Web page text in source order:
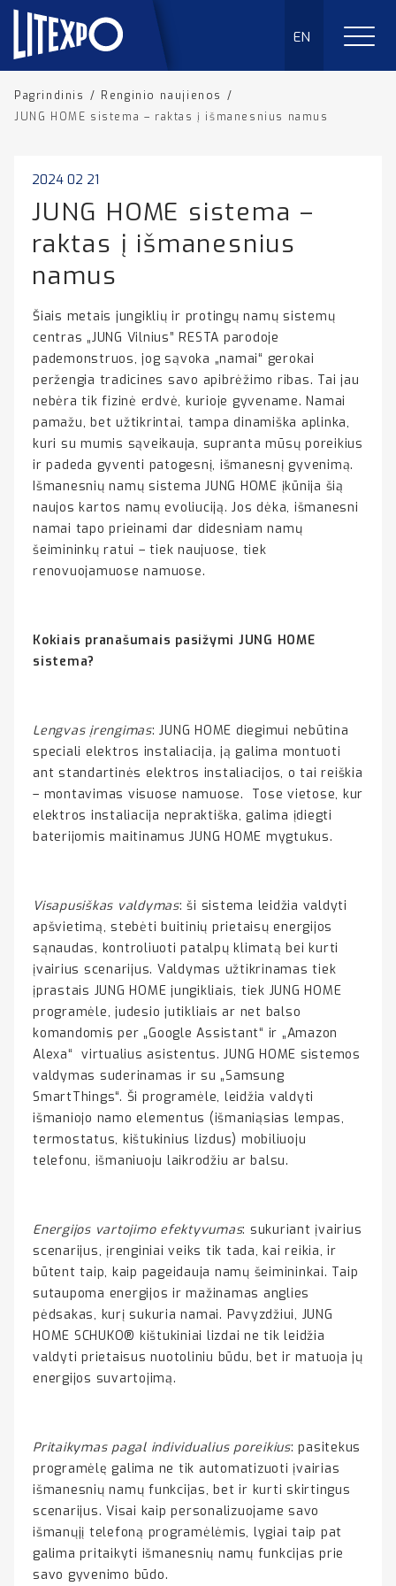
EN
Pagrindinis / Renginio naujienos /
JUNG HOME sistema – raktas į išmanesnius namus
2024 02 21
JUNG HOME sistema –
raktas į išmanesnius
namus
Šiais metais jungiklių ir protingų namų sistemų
centras „JUNG Vilnius” RESTA parodoje
pademonstruos, jog sąvoka „namai“ gerokai
peržengia tradicines savo apibrėžimo ribas. Tai jau
nebėra tik fizinė erdvė, kurioje gyvename. Namai
pamažu, bet užtikrintai, tampa dinamiška aplinka,
kuri su mumis sąveikauja, supranta mūsų poreikius
ir padeda gyventi patogesnį, išmanesnį gyvenimą.
Išmanesnių namų sistema JUNG HOME įkūnija šią
naujos kartos namų evoliuciją. Jos dėka, išmanesni
namai tapo prieinami dar didesniam namų
šeimininkų ratui – tiek naujuose, tiek
renovuojamuose namuose.
Kokiais pranašumais pasižymi JUNG HOME
sistema?
Lengvas įrengimas: JUNG HOME diegimui nebūtina
speciali elektros instaliacija, ją galima montuoti
ant standartinės elektros instaliacijos, o tai reiškia
– montavimas visuose namuose. Tose vietose, kur
elektros instaliacija nepraktiška, galima įdiegti
baterijomis maitinamus JUNG HOME mygtukus.
Visapusiškas valdymas: ši sistema leidžia valdyti
apšvietimą, stebėti buitinių prietaisų energijos
sąnaudas, kontroliuoti patalpų klimatą bei kurti
įvairius scenarijus. Valdymas užtikrinamas tiek
įprastais JUNG HOME jungikliais, tiek JUNG HOME
programėle, judesio jutikliais ar net balso
komandomis per „Google Assistant“ ir „Amazon
Alexa“ virtualius asistentus. JUNG HOME sistemos
valdymas suderinamas ir su „Samsung
SmartThings“. Ši programėle, leidžia valdyti
išmaniojo namo elementus (išmaniąsias lempas,
termostatus, kištukinius lizdus) mobiliuoju
telefonu, išmaniuoju laikrodžiu ar balsu.
Energijos vartojimo efektyvumas: sukuriant įvairius
scenarijus, įrenginiai veiks tik tada, kai reikia, ir
būtent taip, kaip pageidauja namų šeimininkai. Taip
sutaupoma energijos ir mažinamas anglies
pėdsakas, kurį sukuria namai. Pavyzdžiui, JUNG
HOME SCHUKO® kištukiniai lizdai ne tik leidžia
valdyti prietaisus nuotoliniu būdu, bet ir matuoja jų
energijos suvartojimą.
Pritaikymas pagal individualius poreikius: pasitekus
programėlę galima ne tik automatizuoti įvairias
išmanesnių namų funkcijas, bet ir kurti skirtingus
scenarijus. Visai kaip personalizuojame savo
išmanųjį telefoną programėlėmis, lygiai taip pat
galima pritaikyti išmanesnių namų funkcijas prie
savo gyvenimo būdo.